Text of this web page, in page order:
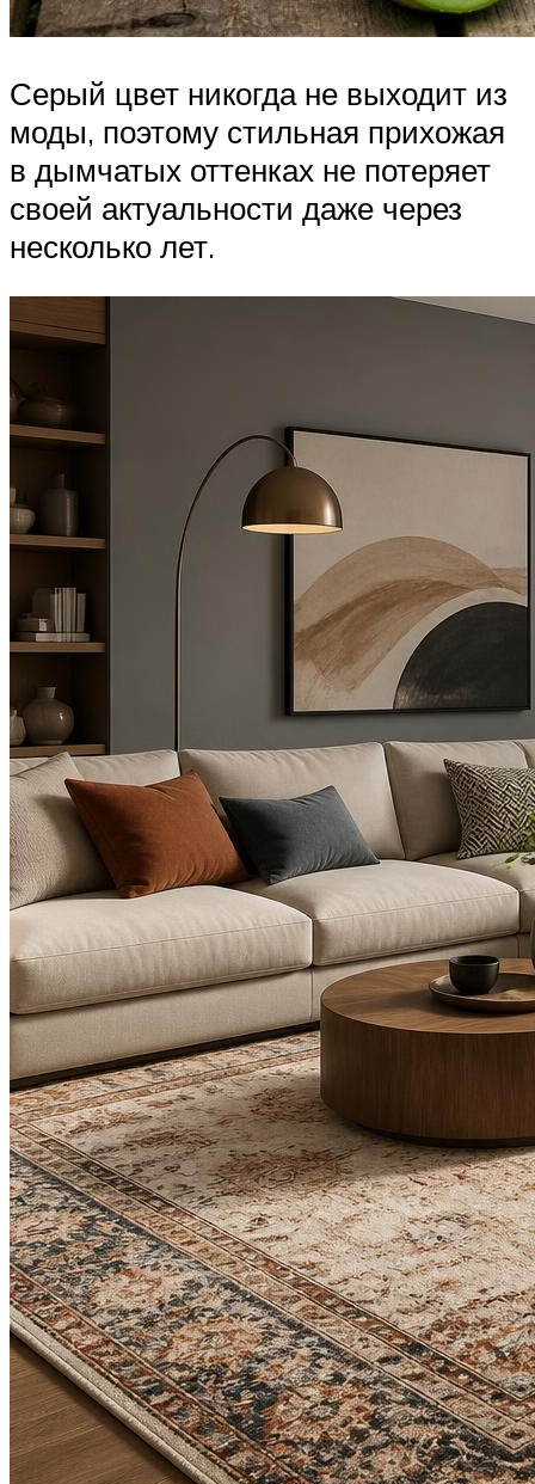
Серый цвет никогда не выходит из
моды, поэтому стильная прихожая
в дымчатых оттенках не потеряет
своей актуальности даже через
несколько лет.